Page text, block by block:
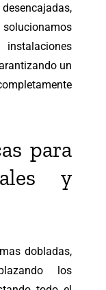
un
para
y
dobladas,
los